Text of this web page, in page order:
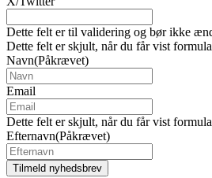
Dette felt er til validering og bør ikke
Dette felt er skjult, når du får vist
Navn(Påkrævet)
Email
Dette felt er skjult, når du får vist
Efternavn(Påkrævet)